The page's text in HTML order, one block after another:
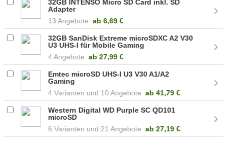
32GB INTENSO Micro SD Card inkl. SD
Adapter
13 Angebote ab 6,69 €
32GB SanDisk Extreme microSDXC A2 V30
U3 UHS-I für Mobile Gaming
4 Angebote ab 27,99 €
Emtec microSD UHS-I U3 V30 A1/A2
Gaming
4
10 Angebote ab41,79 €
Western Digital WD Purple SC QD101
microSD
6
21 Angebote ab 27,19 €